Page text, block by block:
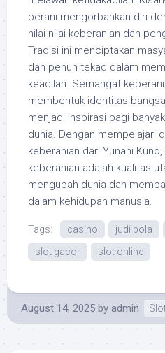
berani mengorbankan diri
nilai-nilai keberanian dan
Tradisi ini menciptakan
dan penuh tekad dalam
keadilan. Semangat
membentuk identitas
menjadi inspirasi bagi
dunia. Dengan mempelajari
keberanian dari Yunani
keberanian adalah kualitas
mengubah dunia dan
dalam kehidupan manusia.
Tags: casino judi bola
slot gacor
slot online
August 14, 2025 by admin